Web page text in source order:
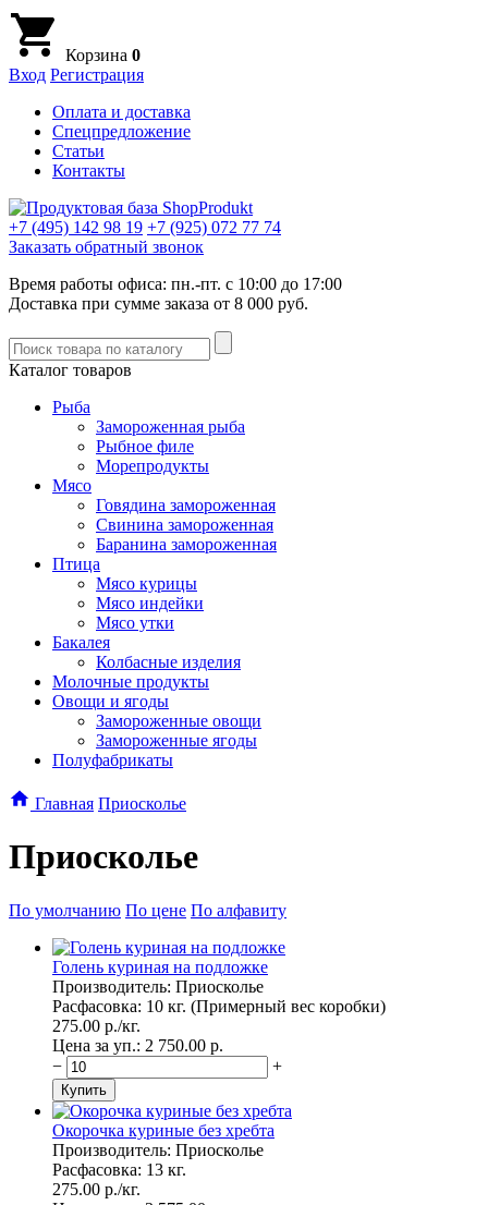
Корзина 0
Вход Регистрация
Оплата и доставка
Спецпредложение
Статьи
Контакты
+7 (495) 142 98 19 +7 (925) 072 77 74
Заказать обратный звонок
Время работы офиса: пн.-пт. с 10:00 до 17:00
Доставка при сумме заказа от 8 000 руб.
Каталог товаров
Рыба
Замороженная рыба
Рыбное филе
Морепродукты
Мясо
Говядина замороженная
Свинина замороженная
Баранина замороженная
Птица
Мясо курицы
Мясо индейки
Мясо утки
Бакалея
Колбасные изделия
Молочные продукты
Овощи и ягоды
Замороженные овощи
Замороженные ягоды
Полуфабрикаты
Главная Приосколье
Приосколье
По умолчанию По цене По алфавиту
Голень куриная на подложке
Производитель: Приосколье
Расфасовка: 10 кг. (Примерный вес коробки)
275.00 p./кг.
Цена за уп.: 2 750.00 p.
−
+
Окорочка куриные без хребта
Производитель: Приосколье
Расфасовка: 13 кг.
275.00 p./кг.